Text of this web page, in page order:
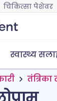
चिकित्सा पेशेवर
स्वास्थ्य
तंत्रिका